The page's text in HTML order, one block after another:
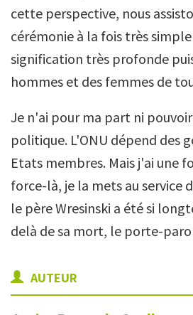
cette perspective, nous
cérémonie à la fois très
signification très profonde
hommes et des femmes de
Je n'ai pour ma part ni
politique. L'ONU dépend des
Etats membres. Mais j'ai une
force-là, je la mets au service
le père Wresinski a été si
delà de sa mort, le porte-
AUTEUR